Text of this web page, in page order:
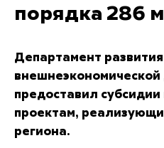
порядка 286
Департамент
внешнеэкономической
предоставил
проектам,
региона.